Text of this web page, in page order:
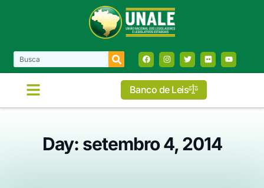
Banco de Leis
Day: setembro 4, 2014